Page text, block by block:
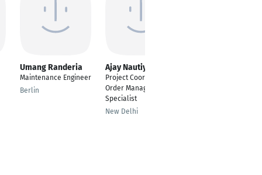
Umang Randeria
Maintenance Engineer
Berlin
Ajay Nautiyal
Project Coordinator |
Order Management
Specialist
New Delhi